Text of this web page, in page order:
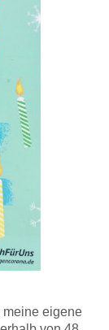
meine eigene